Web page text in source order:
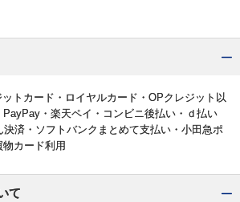
トカード・ロイヤルカード・OPクレジット以
・楽天ペイ・コンビニ後払い・ｄ払い
決済・ソフトバンクまとめて支払い・小田急ポ
カード利用
て